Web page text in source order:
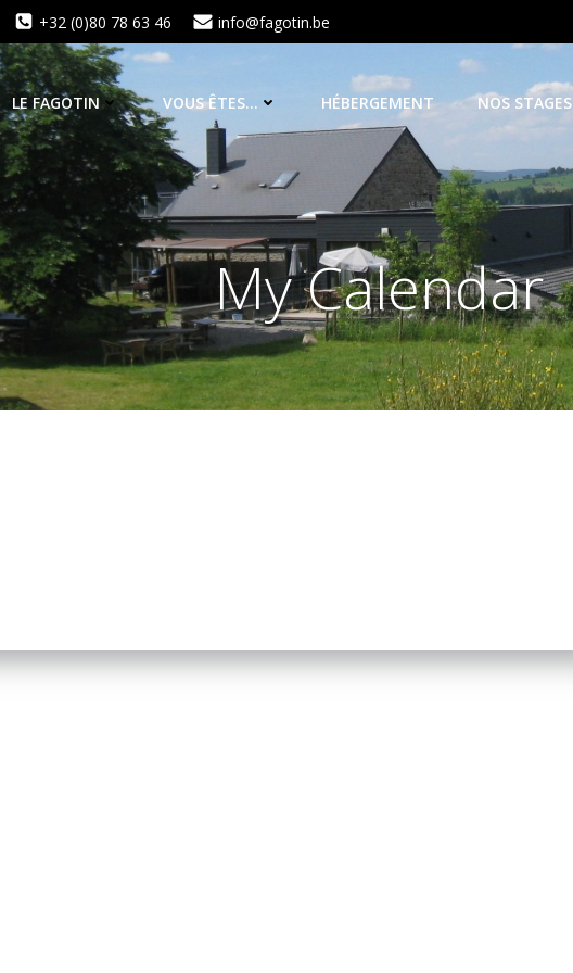
+32 (0)80 78 63 46 info@fagotin.be
LE FAGOTIN VOUS ÊTES… HÉBERGEMENT NOS STAGES
My Calendar